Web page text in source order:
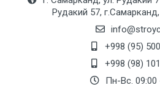
Рудакий 57,
+998 (95)
+998 (98)
Пн-Вс. 09:00